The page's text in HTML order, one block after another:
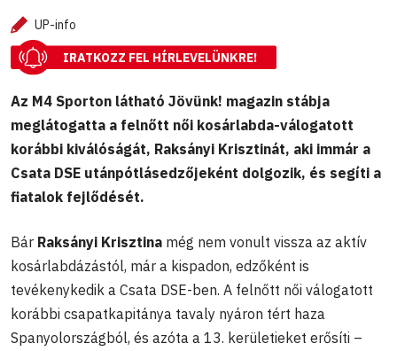
UP-info
IRATKOZZ FEL HÍRLEVELÜNKRE!
Az M4 Sporton látható Jövünk! magazin stábja
meglátogatta a felnőtt női kosárlabda-válogatott
korábbi kiválóságát, Raksányi Krisztinát, aki immár a
Csata DSE utánpótlásedzőjeként dolgozik, és segíti a
fiatalok fejlődését.
Bár Raksányi Krisztina még nem vonult vissza az aktív
kosárlabdázástól, már a kispadon, edzőként is
tevékenykedik a Csata DSE-ben. A felnőtt női válogatott
korábbi csapatkapitánya tavaly nyáron tért haza
Spanyolországból, és azóta a 13. kerületieket erősíti –